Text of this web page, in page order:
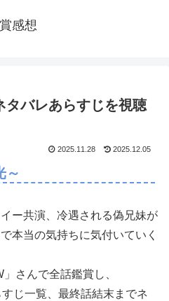
感想
タバレあらすじを視聴
2025.11.28 2025.12.05
～
ー共演、冷遇される偽兄妹が
本当の気持ちに気付いていく
さんで全話鑑賞し、
じ一覧、最終話結末までネ